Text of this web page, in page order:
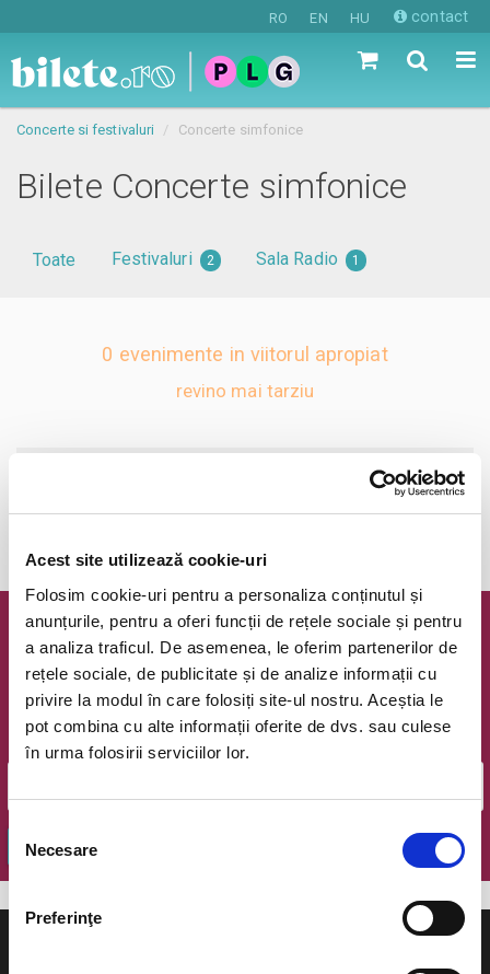
Acest site utilizează cookie-uri
Folosim cookie-uri pentru a personaliza conținutul și
anunțurile, pentru a oferi funcții de rețele sociale și pentru
a analiza traficul. De asemenea, le oferim partenerilor de
rețele sociale, de publicitate și de analize informații cu
privire la modul în care folosiți site-ul nostru. Aceștia le
pot combina cu alte informații oferite de dvs. sau culese
în urma folosirii serviciilor lor.
Selecția
consimțământului
Necesare
Preferinţe
RO EN HU contact
Concerte si festivaluri Concerte simfonice
Bilete Concerte simfonice
Toate Festivaluri 2 Sala Radio 1
0 evenimente in viitorul apropiat
revino mai tarziu
Concerte simfonice
Newsletter @ Bilete.ro
Oferte exclusive si o editie saptamanala cu cele mai noi
evenimente.
Email
OK